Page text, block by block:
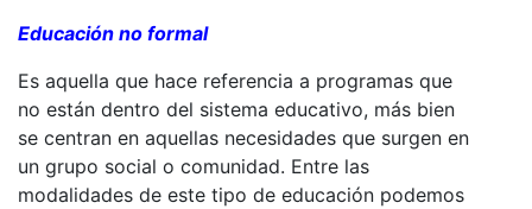
Educación no formal
Es aquella que hace referencia a programas que
no están dentro del sistema educativo, más bien
se centran en aquellas necesidades que surgen en
un grupo social o comunidad. Entre las
modalidades de este tipo de educación podemos